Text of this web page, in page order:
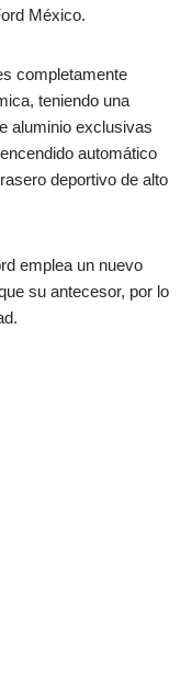
México.
completamente
teniendo una
aluminio exclusivas
automático
deportivo de alto
emplea un nuevo
su antecesor, por lo